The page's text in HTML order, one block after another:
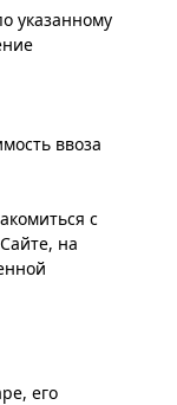
указанному
ввоза
с
на
его